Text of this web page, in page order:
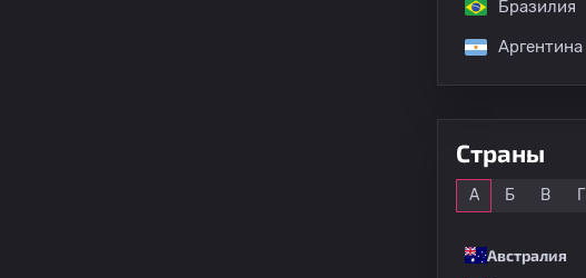
Бразилия
Аргентина
Страны
А Б В Г
Австралия